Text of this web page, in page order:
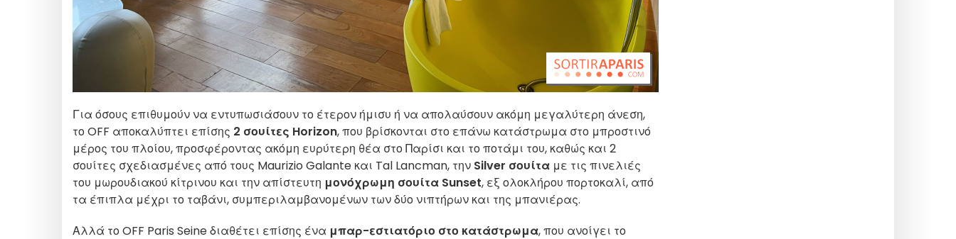
Για όσους επιθυμούν να εντυπωσιάσουν το έτερον ήμισυ ή να απολαύσουν ακόμη μεγαλύτερη άνεση,
το OFF αποκαλύπτει επίσης 2 σουίτες Horizon, που βρίσκονται στο επάνω κατάστρωμα στο μπροστινό
μέρος του πλοίου, προσφέροντας ακόμη ευρύτερη θέα στο Παρίσι και το ποτάμι του, καθώς και 2
σουίτες σχεδιασμένες από τους Maurizio Galante και Tal Lancman, την Silver σουίτα με τις πινελιές
του μωρουδιακού κίτρινου και την απίστευτη μονόχρωμη σουίτα Sunset, εξ ολοκλήρου πορτοκαλί, από
τα έπιπλα μέχρι το ταβάνι, συμπεριλαμβανομένων των δύο νιπτήρων και της μπανιέρας.
Αλλά το OFF Paris Seine διαθέτει επίσης ένα μπαρ-εστιατόριο στο κατάστρωμα, που ανοίγει το